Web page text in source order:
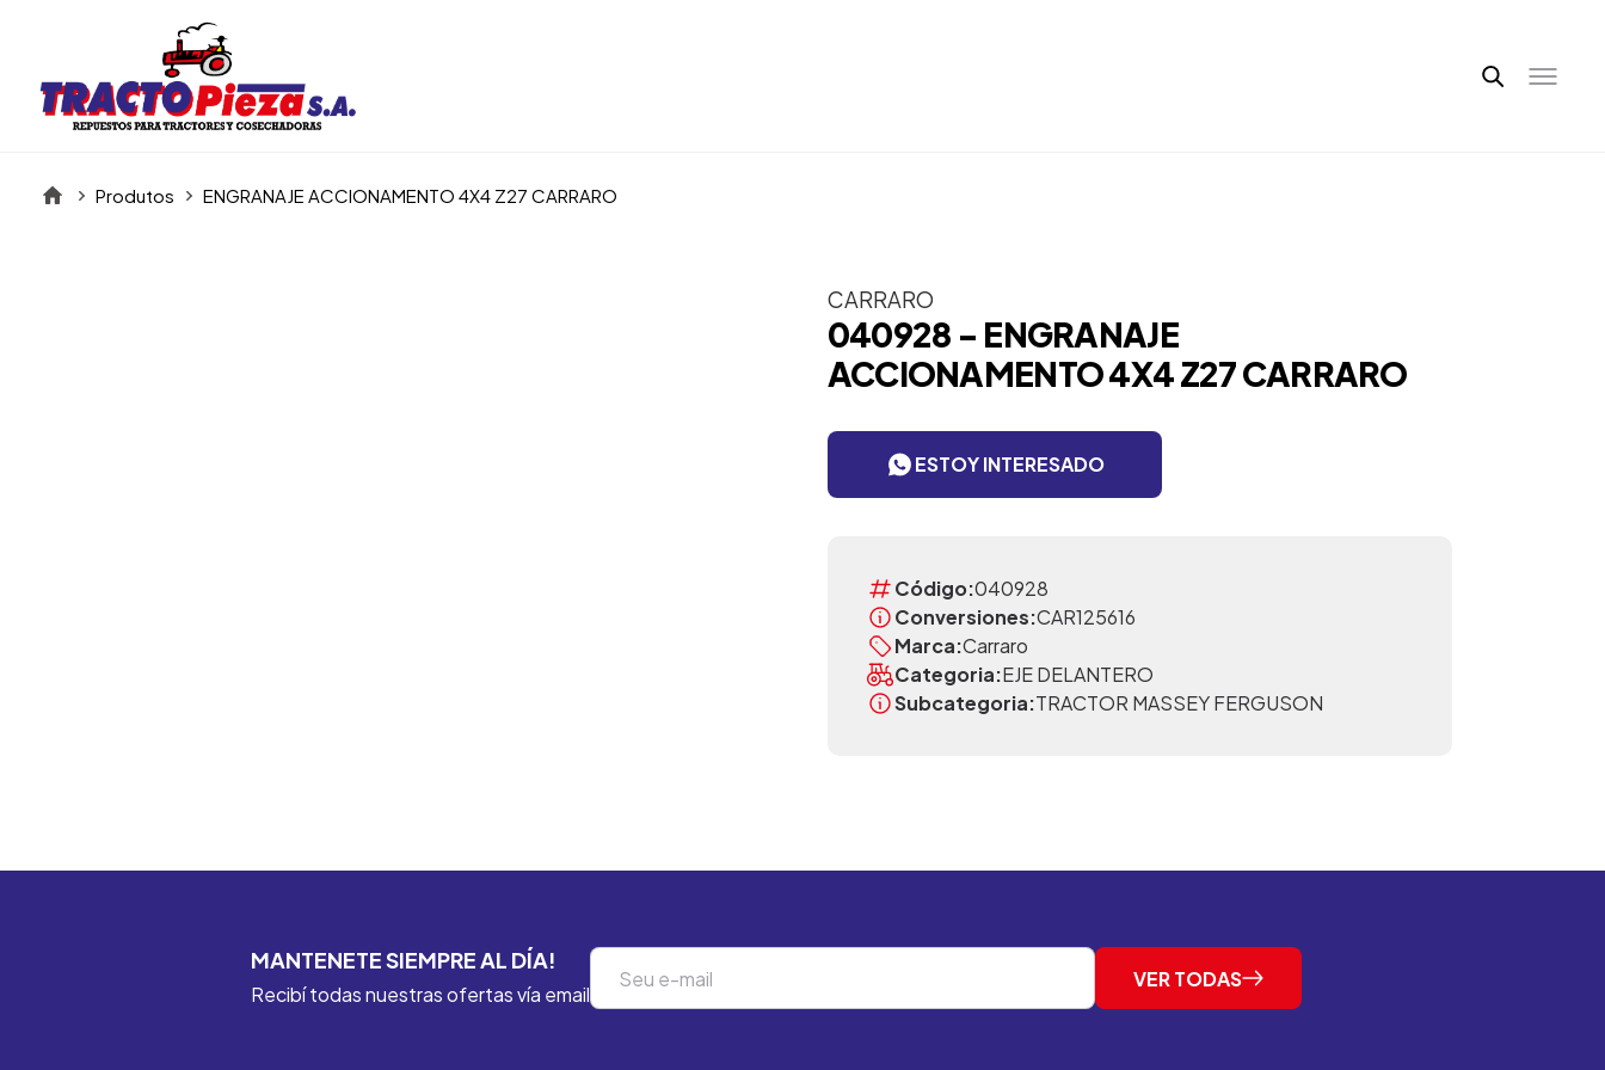
Produtos ENGRANAJE ACCIONAMENTO 4X4 Z27 CARRARO
CARRARO
040928 - ENGRANAJE
ACCIONAMENTO 4X4 Z27 CARRARO
ESTOY INTERESADO
Código:040928
Conversiones:CAR125616
Marca:Carraro
Categoria:EJE DELANTERO
Subcategoria:TRACTOR MASSEY FERGUSON
MANTENETE SIEMPRE AL DÍA!
Recibí todas nuestras ofertas vía email
VER TODAS